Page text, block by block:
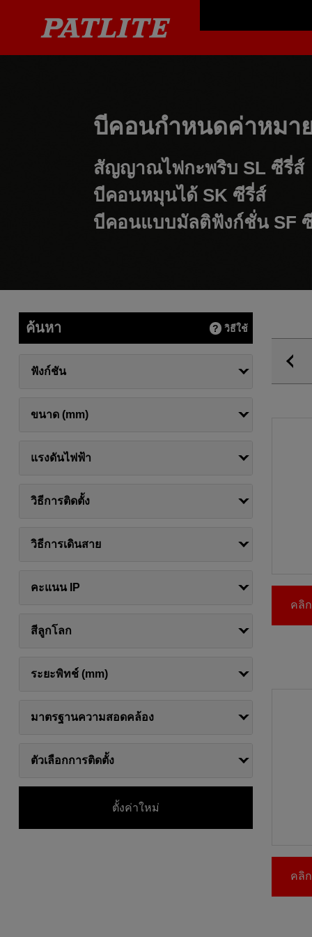
ค้นหา วิธีใช้
ฟังก์ชัน
ขนาด (mm)
แรงดันไฟฟ้า
วิธีการติดตั้ง
วิธีการเดินสาย
คะแนน IP
สีลูกโลก
ระยะพิทช์ (mm)
มาตรฐานความสอดคล้อง
ตัวเลือกการติดตั้ง
ตั้งค่าใหม่
บีคอนกำหนดค่าหมา
สัญญาณไฟกะพริบ SL ซีรี่ส์
บีคอนหมุนได้ SK ซีรี่ส์
บีคอนแบบมัลติฟังก์ชั่น SF
คลิ
คลิ